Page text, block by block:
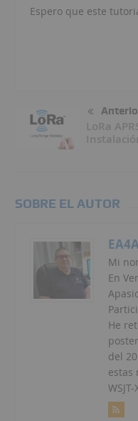
Espero que este
LoRa
SOBRE EL AUTOR
Mi
En
He
del
estas
WSJT-